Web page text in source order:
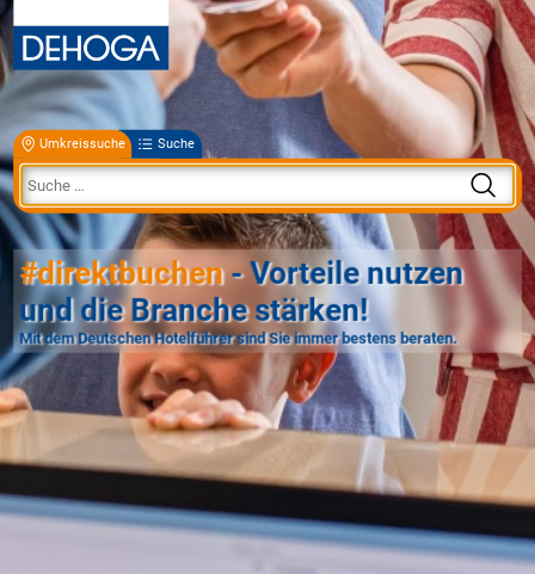
Umkreissuche Suche
#direktbuchen- Vorteile nutzen
und die Branche stärken!
Mit dem Deutschen Hotelführer sind Sie immer bestens beraten.